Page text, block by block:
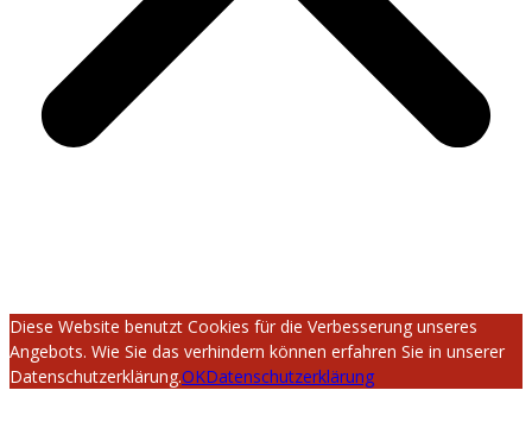
Diese Website benutzt Cookies für die Verbesserung unseres
Angebots. Wie Sie das verhindern können erfahren Sie in unserer
Datenschutzerklärung.OKDatenschutzerklärung